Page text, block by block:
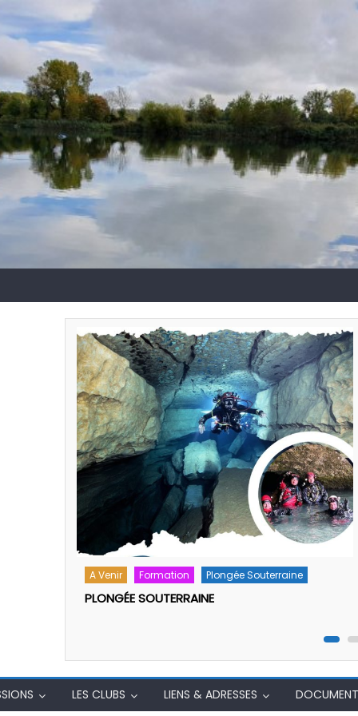
A Venir Le Comité Le Comité Directeur
Assemblé Générale 29/09/2025
LES CLUBS LIENS & ADRESSES